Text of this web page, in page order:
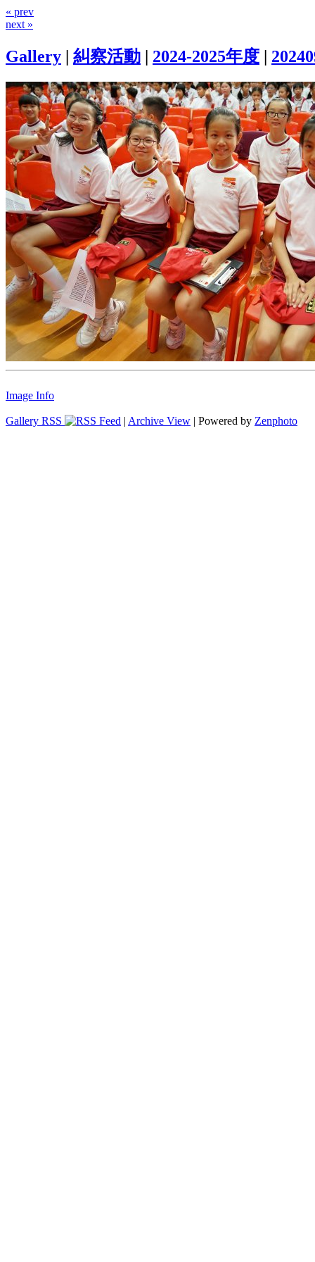
« prev
next »
Gallery | 糾察活動 | 2024-2025年度 |
Image Info
Gallery RSS | Archive View | Powered by Zenphoto